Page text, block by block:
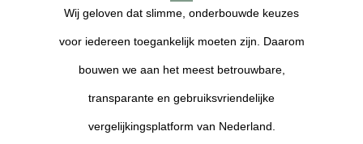
Wij geloven dat slimme, onderbouwde keuzes
voor iedereen toegankelijk moeten zijn. Daarom
bouwen we aan het meest betrouwbare,
transparante en gebruiksvriendelijke
vergelijkingsplatform van Nederland.